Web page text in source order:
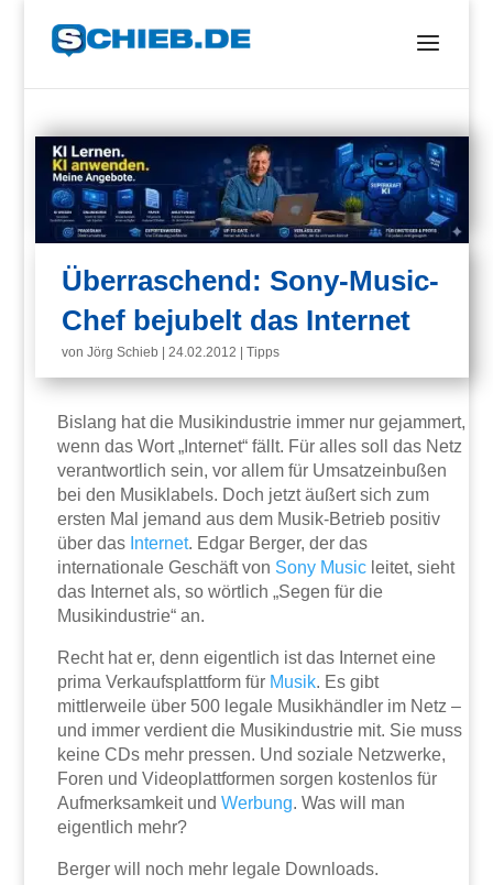
Überraschend: Sony-Music-
Chef bejubelt das Internet
vonJörg Schieb |24.02.2012 |Tipps
Bislang hat die Musikindustrie immer nur gejammert,
wenn das Wort „Internet“ fällt. Für alles soll das Netz
verantwortlich sein, vor allem für Umsatzeinbußen
bei den Musiklabels. Doch jetzt äußert sich zum
ersten Mal jemand aus dem Musik-Betrieb positiv
über das Internet. Edgar Berger, der das
internationale Geschäft von Sony Music leitet, sieht
das Internet als, so wörtlich „Segen für die
Musikindustrie“ an.
Recht hat er, denn eigentlich ist das Internet eine
prima Verkaufsplattform für Musik. Es gibt
mittlerweile über 500 legale Musikhändler im Netz –
und immer verdient die Musikindustrie mit. Sie muss
keine CDs mehr pressen. Und soziale Netzwerke,
Foren und Videoplattformen sorgen kostenlos für
Aufmerksamkeit undWerbung. Was will man
eigentlich mehr?
Berger will noch mehr legale Downloads.